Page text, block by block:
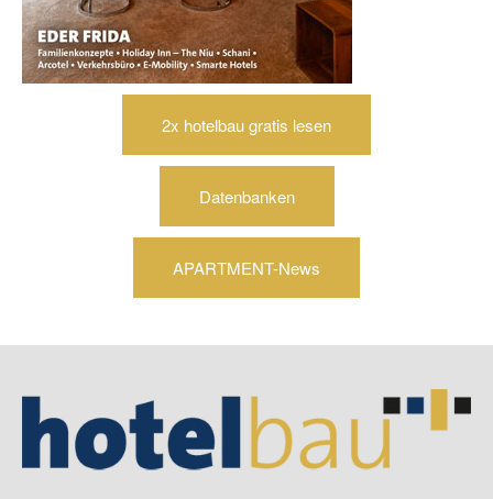
2x hotelbau gratis lesen
Datenbanken
APARTMENT-News